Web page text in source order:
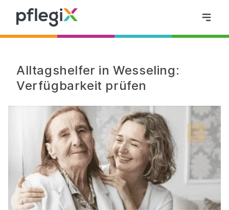
Alltagshelfer in Wesseling:
Verfügbarkeit prüfen